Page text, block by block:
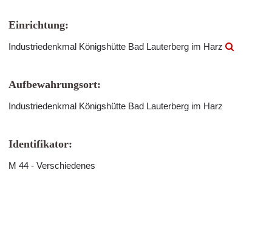
Einrichtung:
Industriedenkmal Königshütte Bad Lauterberg im Harz
Aufbewahrungsort:
Industriedenkmal Königshütte Bad Lauterberg im Harz
Identifikator:
M 44 - Verschiedenes